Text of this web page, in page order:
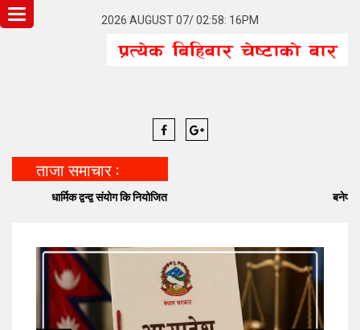
2026 AUGUST 07/ 02:58: 16PM
Toggle
navigation
ताजा समाचार :
धार्मिक द्वन्द्व संयोग कि नियोजित बनेपा निष्टमा